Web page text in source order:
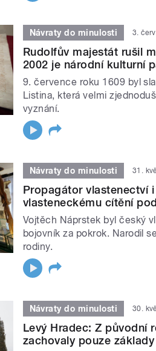
Návraty do minulosti 3.
Rudolfův majestát rušil
2002 je národní kulturní
9. července roku 1609 byl
Listina, která velmi
vyznání.
Návraty do minulosti 31.
Propagátor vlastenectví
vlasteneckému cítění
Vojtěch Náprstek byl český
bojovník za pokrok. Narodil
rodiny.
Návraty do minulosti 30.
Levý Hradec: Z původní
zachovaly pouze základy